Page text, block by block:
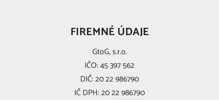
FIREMNÉ ÚDAJE
GtoG, s.r.o.
IČO: 45 397 562
DIČ: 20 22 986790
IČ DPH: 20 22 986790